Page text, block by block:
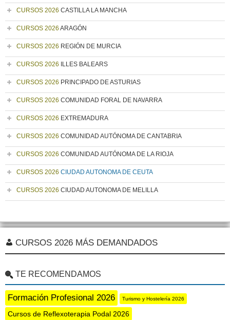
CURSOS 2026 CASTILLA LA MANCHA
CURSOS 2026 ARAGÓN
CURSOS 2026 REGIÓN DE MURCIA
CURSOS 2026 ILLES BALEARS
CURSOS 2026 PRINCIPADO DE ASTURIAS
CURSOS 2026 COMUNIDAD FORAL DE NAVARRA
CURSOS 2026 EXTREMADURA
CURSOS 2026 COMUNIDAD AUTÓNOMA DE CANTABRIA
CURSOS 2026 COMUNIDAD AUTÓNOMA DE LA RIOJA
CURSOS 2026 CIUDAD AUTONOMA DE CEUTA
CURSOS 2026 CIUDAD AUTONOMA DE MELILLA
CURSOS 2026 MÁS DEMANDADOS
TE RECOMENDAMOS
Formación Profesional 2026 Turismo y Hostelería 2026
Cursos de Reflexoterapia Podal 2026